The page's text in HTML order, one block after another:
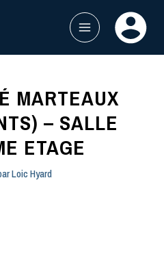
MAIN
MARTEAUX
– SALLE
ETAGE
Loic Hyard